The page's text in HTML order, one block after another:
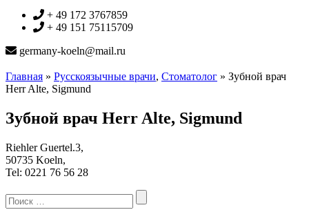
+ 49 172 3767859
+ 49 151 75115709
germany-koeln@mail.ru
Главная » Русскоязычные врачи, Стоматолог » Зубной врач
Herr Alte, Sigmund
Зубной врач Herr Alte, Sigmund
Riehler Guertel.3,
50735 Koeln,
Tel: 0221 76 56 28
Search
for: